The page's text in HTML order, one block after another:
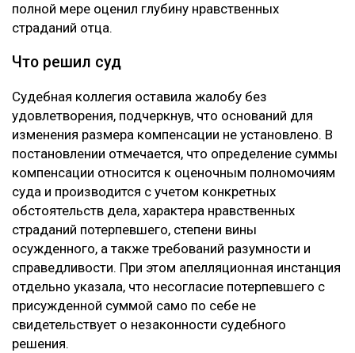
полной мере оценил глубину нравственных
страданий отца.
Что решил суд
Судебная коллегия оставила жалобу без
удовлетворения, подчеркнув, что оснований для
изменения размера компенсации не установлено. В
постановлении отмечается, что определение суммы
компенсации относится к оценочным полномочиям
суда и производится с учетом конкретных
обстоятельств дела, характера нравственных
страданий потерпевшего, степени вины
осужденного, а также требований разумности и
справедливости. При этом апелляционная инстанция
отдельно указала, что несогласие потерпевшего с
присужденной суммой само по себе не
свидетельствует о незаконности судебного
решения.